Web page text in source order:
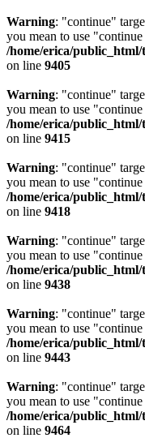
Warning: "continue"
you mean to use
/home/erica/public_html/
on line 9405
Warning: "continue"
you mean to use
/home/erica/public_html/
on line 9415
Warning: "continue"
you mean to use
/home/erica/public_html/
on line 9418
Warning: "continue"
you mean to use
/home/erica/public_html/
on line 9438
Warning: "continue"
you mean to use
/home/erica/public_html/
on line 9443
Warning: "continue"
you mean to use
/home/erica/public_html/
on line 9464